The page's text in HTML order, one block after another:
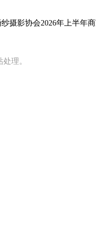
摄影协会2026年上半年
理。